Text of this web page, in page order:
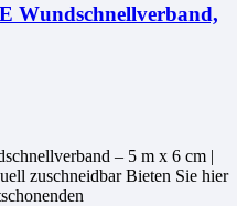
Wundschnellverband,
– 5 m x 6 cm |
zuschneidbar Bieten Sie hier